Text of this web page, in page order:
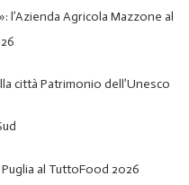
Agricola Mazzone al
città Patrimonio dell’Unesco
al TuttoFood 2026